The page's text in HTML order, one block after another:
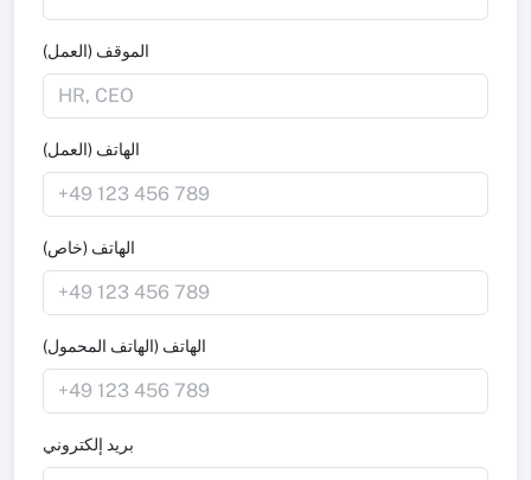
الموقف (العمل)
الهاتف (العمل)
الهاتف (خاص)
الهاتف (الهاتف المحمول)
بريد إلكتروني